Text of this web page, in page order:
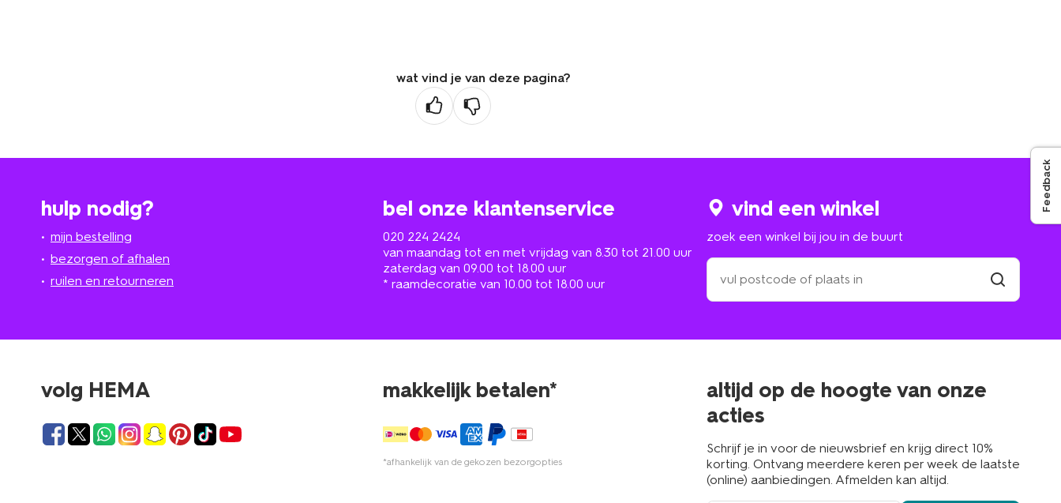
wat vind je van deze pagina?
hulp nodig?
mijn bestelling
bezorgen of afhalen
ruilen en retourneren
bel onze klantenservice
020 224 2424
van maandag tot en met vrijdag van 8.30 tot 21.00 uur
zaterdag van 09.00 tot 18.00 uur
* raamdecoratie van 10.00 tot 18.00 uur
vind een winkel
zoek een winkel bij jou in de buurt
zoek
een
winkel
in
volg HEMA makkelijk betalen*
*afhankelijk van de gekozen bezorgopties
altijd op de hoogte van onze
acties
Schrijf je in voor de nieuwsbrief en krijg direct 10%
korting. Ontvang meerdere keren per week de laatste
(online) aanbiedingen. Afmelden kan altijd.
Feedback